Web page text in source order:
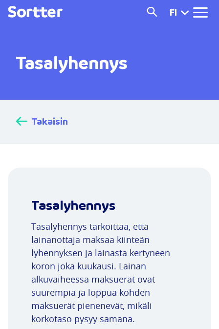
FI
Tasalyhennys
Takaisin
Tasalyhennys
Tasalyhennys tarkoittaa, että
lainanottaja maksaa kiinteän
lyhennyksen ja lainasta kertyneen
koron joka kuukausi. Lainan
alkuvaiheessa maksuerät ovat
suurempia ja loppua kohden
maksuerät pienenevät, mikäli
korkotaso pysyy samana.